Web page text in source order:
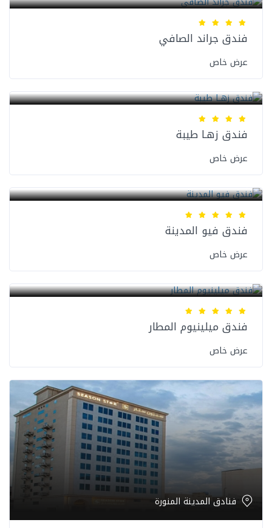
فندق جراند الصافي
عرض خاص
فندق زهـا طيبة
عرض خاص
فندق فيو المدينة
عرض خاص
فندق ميلينيوم المطار
عرض خاص
فنادق المدينة المنورة